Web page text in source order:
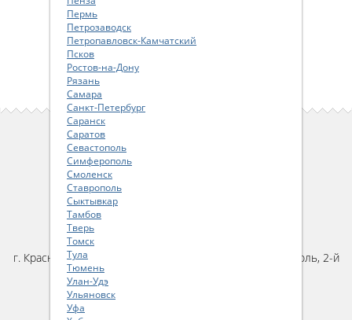
ПОЛЬЗОВАТЕЛЯМ САЙТА
Как сделать заказ
Пользовательское соглашение
Политика конфиденциальности
г. Краснодар, ул. им. Карякина, д.22, помещение 46, цоколь, 2-й
Пермь
Петрозаводск
Петропавловск-Камчатский
Псков
Ростов-на-Дону
Рязань
Самара
Санкт-Петербург
Саранск
Саратов
Севастополь
Симферополь
Смоленск
Ставрополь
Сыктывкар
Тамбов
Тверь
Томск
Тула
Тюмень
Улан-Удэ
Ульяновск
Уфа